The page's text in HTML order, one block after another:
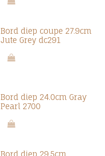
Bord diep coupe 27.9cm
Jute Grey dc291
Bord diep 24.0cm Gray
Pearl 2700
Bord diep 29.5cm